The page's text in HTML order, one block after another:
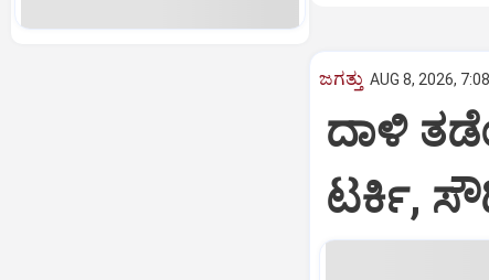
ಜಗತ್ತು AUG 8, 2026,
ದಾಳಿ
ಟರ್ಕಿ,